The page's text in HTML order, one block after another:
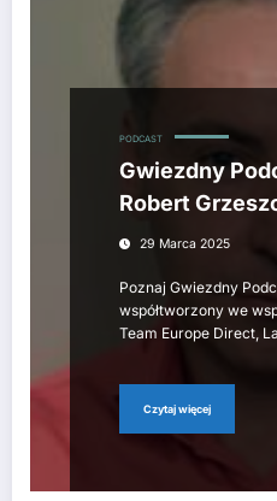
PODCAST
Gwiezdny
Robert
29 Marca 2025
Poznaj Gwiezdny
współtworzony we
Team Europe Direct,
Czytaj więcej